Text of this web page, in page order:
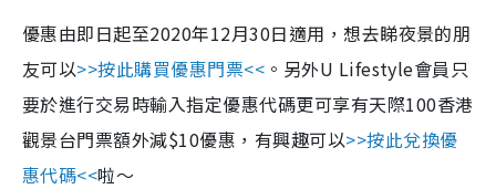
優惠由即日起至2020年12月30日適用，想去睇夜景的朋
友可以>>按此購買優惠門票<< 。另外U Lifestyle會員只
要於進行交易時輸入指定優惠代碼更可享有天際100香港
觀景台門票額外減$10優惠，有興趣可以>>按此兌換優
惠代碼<<啦～